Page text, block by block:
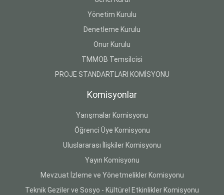
Yönetim Kurulu
Denetleme Kurulu
Onur Kurulu
TMMOB Temsilcisi
PROJE STANDARTLARI KOMİSYONU
Komisyonlar
Yarışmalar Komisyonu
Öğrenci Üye Komisyonu
Uluslararası İlişkiler Komisyonu
Yayın Komisyonu
Mevzuat İzleme ve Yönetmelikler Komisyonu
Teknik Geziler ve Sosyo - Kültürel Etkinlikler Komisyonu